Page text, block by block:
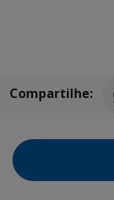
Compartilhe: